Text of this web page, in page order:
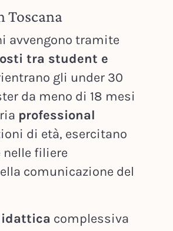
Toscana
avvengono tramite
tra student e
gli under 30
da meno di 18 mesi
professional
di età, esercitano
filiere
comunicazione del
complessiva